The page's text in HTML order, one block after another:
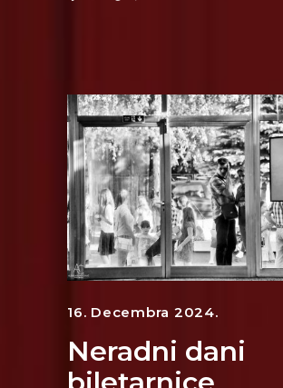
16. Decembra 2024.
Neradni dani